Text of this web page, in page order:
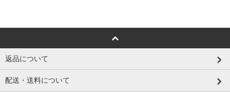
返品について
配送・送料について